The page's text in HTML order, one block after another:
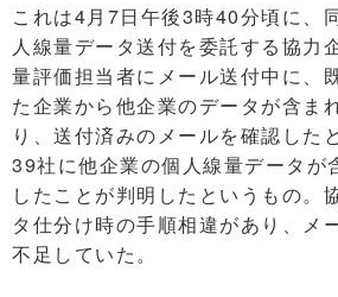
これは4月7日午後3時40分頃に、
人線量データ送付を委託する協力
量評価担当者にメール送付中に、
た企業から他企業のデータが含ま
り、送付済みのメールを確認した
39社に他企業の個人線量データが
したことが判明したというもの。
タ仕分け時の手順相違があり、メ
不足していた。